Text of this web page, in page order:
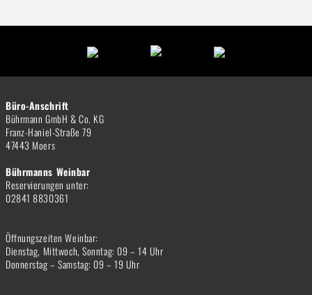
Büro-Anschrift
Bührmann GmbH & Co. KG
Franz-Haniel-Straße 79
47443 Moers
Bührmanns Weinbar
Reservierungen unter:
02841 8830361
Öffnungszeiten Weinbar:
Dienstag, Mittwoch, Sonntag: 09 – 14 Uhr
Donnerstag – Samstag: 09 – 19 Uhr